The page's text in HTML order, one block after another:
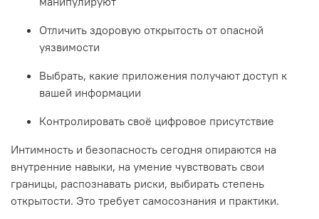
Отличить здоровую открытость от опасной
уязвимости
Выбрать, какие приложения получают доступ к
вашей информации
Контролировать своё цифровое присутствие
Интимность и безопасность сегодня опираются на
внутренние навыки, на умение чувствовать свои
границы, распознавать риски, выбирать степень
открытости. Это требует самосознания и практики.